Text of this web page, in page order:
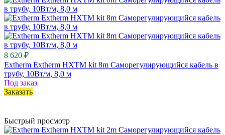
8 620 ₽
Extherm Extherm HXTM kit 8m Саморегулирующийся кабель в
трубу, 10Вт/м, 8,0 м
Под заказ
Заказать
Быстрый просмотр